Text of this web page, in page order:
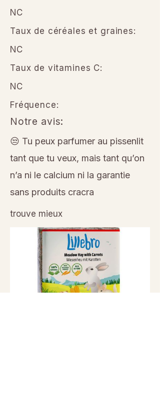
NC
Taux de céréales et graines:
NC
Taux de vitamines C:
NC
Fréquence:
Notre avis:
😒 Tu peux parfumer au pissenlit
tant que tu veux, mais tant qu’on
n’a ni le calcium ni la garantie
sans produits cracra
trouve mieux